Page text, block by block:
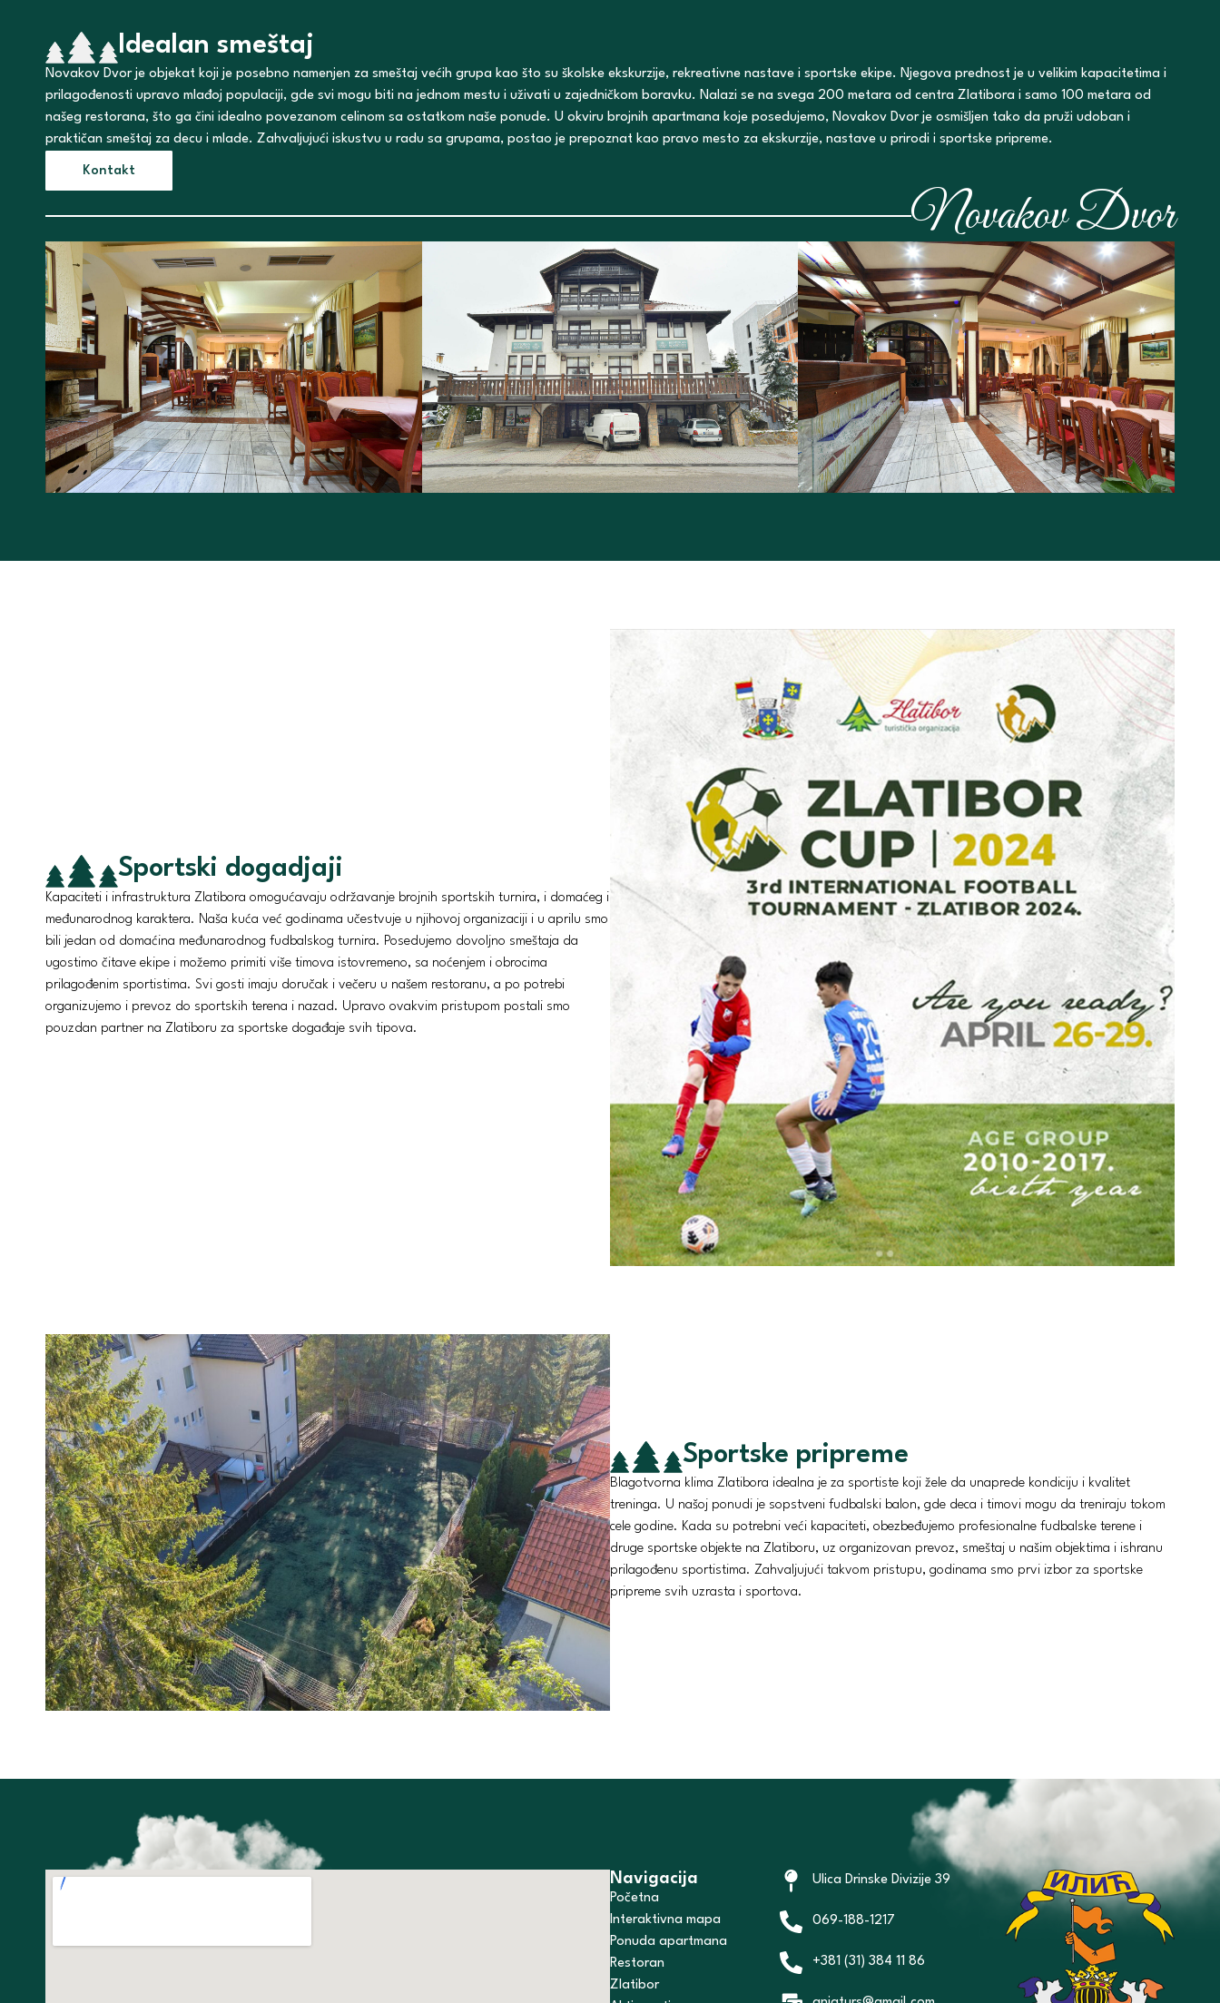
Idealan smeštaj
Novakov Dvor je objekat koji je posebno namenjen za smeštaj većih grupa kao što su školske ekskurzije, rekreativne nastave i sportske ekipe. Njegova prednost je u velikim kapacitetima i
prilagođenosti upravo mlađoj populaciji, gde svi mogu biti na jednom mestu i uživati u zajedničkom boravku. Nalazi se na svega 200 metara od centra Zlatibora i samo 100 metara od
našeg restorana, što ga čini idealno povezanom celinom sa ostatkom naše ponude. U okviru brojnih apartmana koje posedujemo, Novakov Dvor je osmišljen tako da pruži udoban i
praktičan smeštaj za decu i mlade. Zahvaljujući iskustvu u radu sa grupama, postao je prepoznat kao pravo mesto za ekskurzije, nastave u prirodi i sportske pripreme.
Kontakt
Novakov Dvor
Sportski dogadjaji
Kapaciteti i infrastruktura Zlatibora omogućavaju održavanje brojnih sportskih turnira, i domaćeg i
međunarodnog karaktera. Naša kuća već godinama učestvuje u njihovoj organizaciji i u aprilu smo
bili jedan od domaćina međunarodnog fudbalskog turnira. Posedujemo dovoljno smeštaja da
ugostimo čitave ekipe i možemo primiti više timova istovremeno, sa noćenjem i obrocima
prilagođenim sportistima. Svi gosti imaju doručak i večeru u našem restoranu, a po potrebi
organizujemo i prevoz do sportskih terena i nazad. Upravo ovakvim pristupom postali smo
pouzdan partner na Zlatiboru za sportske događaje svih tipova.
Sportske pripreme
Blagotvorna klima Zlatibora idealna je za sportiste koji žele da unaprede kondiciju i kvalitet
treninga. U našoj ponudi je sopstveni fudbalski balon, gde deca i timovi mogu da treniraju tokom
cele godine. Kada su potrebni veći kapaciteti, obezbeđujemo profesionalne fudbalske terene i
druge sportske objekte na Zlatiboru, uz organizovan prevoz, smeštaj u našim objektima i ishranu
prilagođenu sportistima. Zahvaljujući takvom pristupu, godinama smo prvi izbor za sportske
pripreme svih uzrasta i sportova.
Navigacija
Početna
Interaktivna mapa
Ponuda apartmana
Restoran
Zlatibor
Ulica Drinske Divizije 39
069-188-1217
+381 (31) 384 11 86